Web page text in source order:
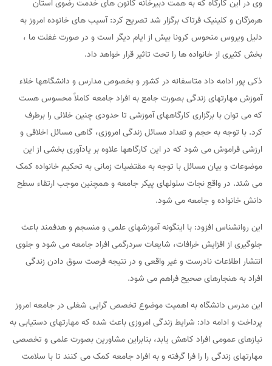
وی در این کارگاه که به همت دبیرخانه کانون های خدمت رضوی استان
هرمزگان و کلینیک فرتاک برگزار شد تصریح کرد: آسیب های خانوده امروز به
دلیل ویروس منحوس کرونا بیش از ایام دیگر است و در صورت غفلت ما ،
بخش کثیری از خانواده ها را تحت تاثیر قرار خواهد داد.
ذکی پور ادامه داد متاسفانه در کشور و بخصوص مدارس و دانشگاهها خلاء
آموزش مهارتهای زندگی بصورت جامع به افراد جامعه کاملاً محسوس هست
که می توان با برگزاری کارگاههای آموزشی تا حدودی چنین خلائی را برطرف
کرد. با توجه به حجم و تعداد مسائل زندگی امروزی، گاهی مسائل اخلاقی و
ارزشی فراموش می شود که در این کارگاهها علاوه بر یادآوری بخشی از این
موضوعات و بیان مسائل با توجه به مقتضیات زمانی به تحکیم خانواده کمک
می شئد. در واقع نجات سلولهای پیکر جامعه و همچنین موجب ارتقاء سطح
دانش خانواده و جامعه می شود.
این روانشناس افزود: با اینگونه آموزشهای علمی و منسجم و هدفمند باعث
جلوگیری از افزایش خرافات، شایعات سردرگمی افراد جامعه می شود و جلوی
انتشار اطلاعات نادرست و غیر واقعی و در نتیجه فرصت سوق دادن زندگی
افراد به هنجارهای صحیح فراهم می شود.
این مدرس دانشگاه به اهمیت موضوع تخصص گرایی شغلی در جامعه امروز
پرداخت و ادامه داد: شرایط زندگی امروزی باعث شده که مهارتهای دستیابی به
نیازهای عمومی افراد کاهش یابد، بنابراین مشاورین بصورت علمی و تخصصی
مهارتهای زندگی را را فرا گرفته و به افراد جامعه کمک می کنند تا با سلامت